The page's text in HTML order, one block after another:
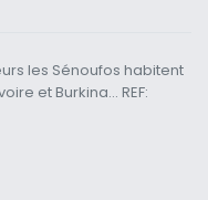
les Sénoufos habitent
et Burkina... REF: